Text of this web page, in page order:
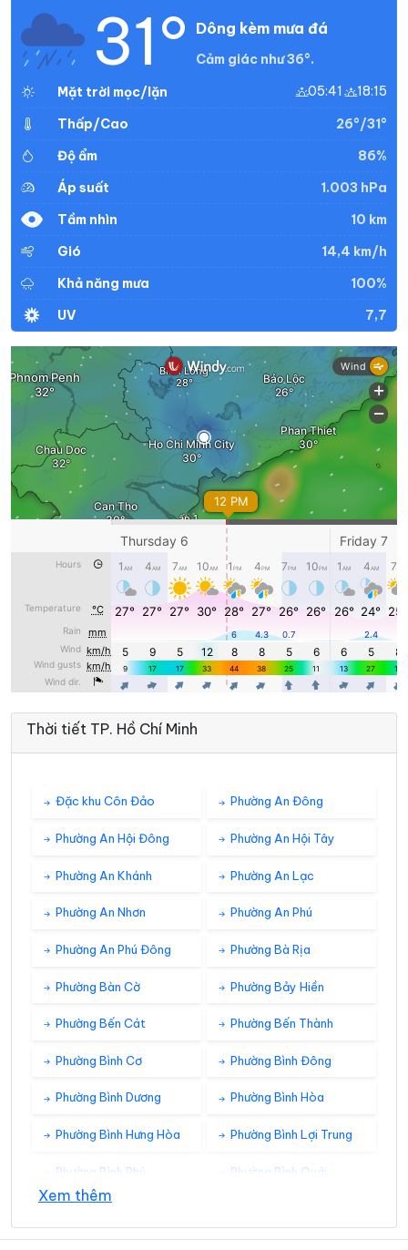
31° Dông kèm mưa đá
Cảm giác như 36°.
Mặt trời mọc/lặn
05:41 18:15
Thấp/Cao
26°/31°
Độ ẩm
86%
Áp suất
1.003 hPa
Tầm nhìn
10 km
Gió
14,4 km/h
Khả năng mưa
100%
UV
7,7
Thời tiết TP. Hồ Chí Minh
Đặc khu Côn Đảo Phường An Đông
Phường An Hội Đông Phường An Hội Tây
Phường An Khánh Phường An Lạc
Phường An Nhơn Phường An Phú
Phường An Phú Đông Phường Bà Rịa
Phường Bàn Cờ Phường Bảy Hiền
Phường Bến Cát Phường Bến Thành
Phường Bình Cơ Phường Bình Đông
Phường Bình Dương Phường Bình Hòa
Phường Bình Hưng Hòa Phường Bình Lợi Trung
Phường Bình Phú Phường Bình Quới
Xem thêm